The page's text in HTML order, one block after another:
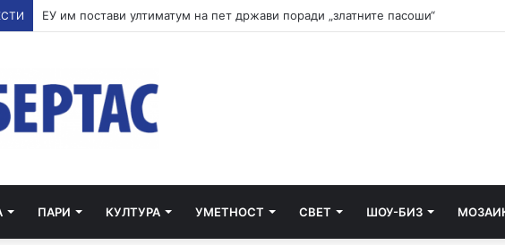
По речиси 30 години почнува судењето за убиството на Тупак Шакур
ПАРИ КУЛТУРА УМЕТНОСТ СВЕТ ШОУ-БИЗ